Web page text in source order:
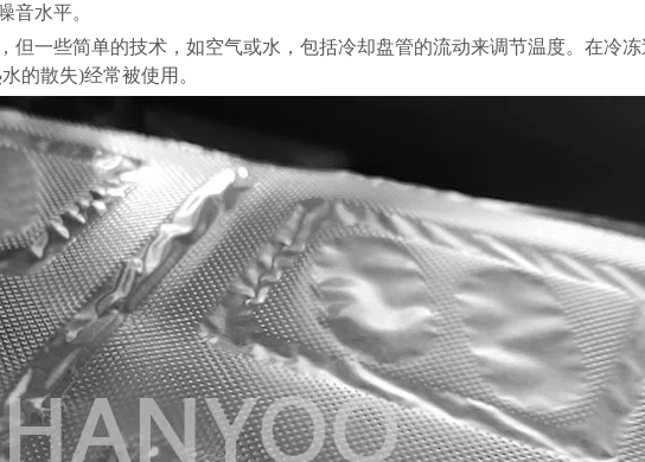
音水平。
但一些简单的技术，如空气或水，包括冷却盘管的流动来调节温度。在冷
的散失)经常被使用。